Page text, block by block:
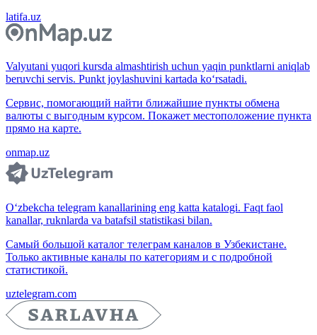
latifa.uz
Valyutani yuqori kursda almashtirish uchun yaqin punktlarni aniqlab
beruvchi servis. Punkt joylashuvini kartada ko‘rsatadi.
Сервис, помогающий найти ближайшие пункты обмена
валюты с выгодным курсом. Покажет местоположение пункта
прямо на карте.
onmap.uz
O‘zbekcha telegram kanallarining eng katta katalogi. Faqt faol
kanallar, ruknlarda va batafsil statistikasi bilan.
Самый большой каталог телеграм каналов в Узбекистане.
Только активные каналы по категориям и с подробной
статистикой.
uztelegram.com